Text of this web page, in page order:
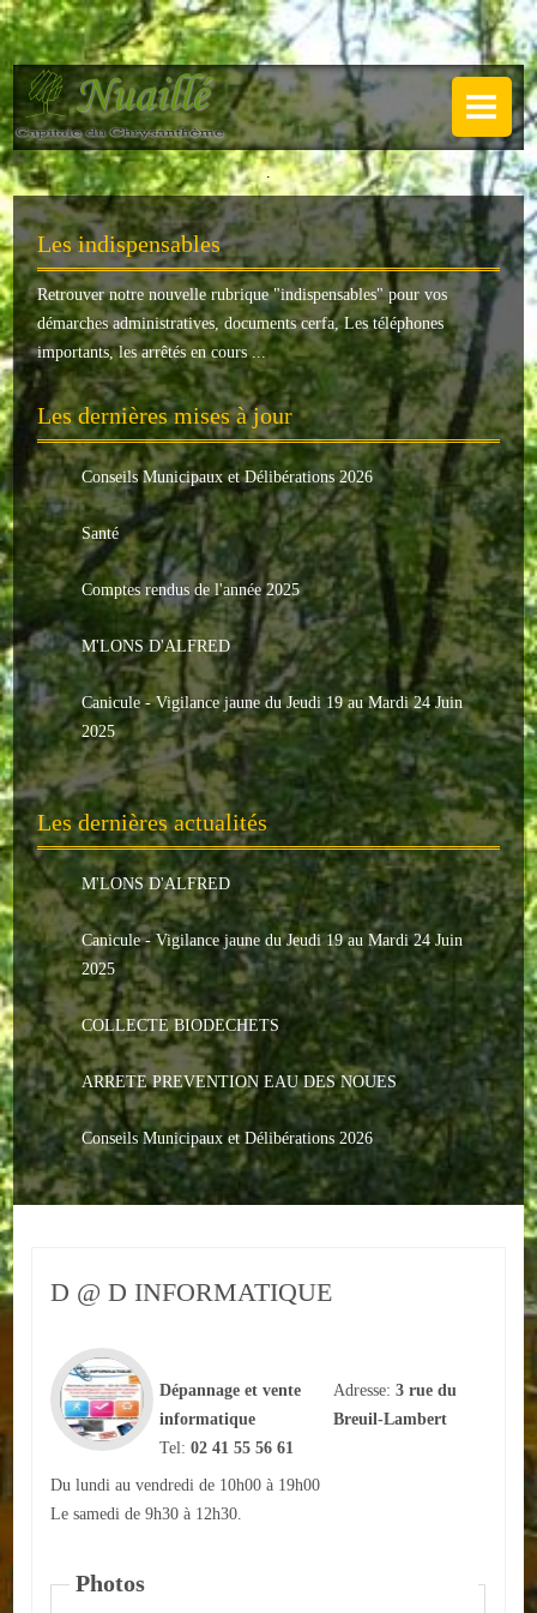
NUAILLÉ
Plan de Nuaillé
Sentiers pédestres
Guide annuel
Histoire
Galerie
LA MAIRIE
Horaires
Agence postale
Le conseil municipal
Les commissions
Les comptes rendus
Le personnel communal
L'Echo de Nuaillé
Tarifs et locations
Galeries photos
INDISPENSABLES
Nouveaux arrivants
Le PACS
Voter
Bientôt 16 ans
Urbanisme
Adresses/Téléphone
Santé
Social
.
Les indispensables
Retrouver notre nouvelle rubrique "indispensables" pour vos
démarches administratives, documents cerfa, Les téléphones
importants, les arrêtés en cours ...
Les dernières mises à jour
Conseils Municipaux et Délibérations 2026
Santé
Comptes rendus de l'année 2025
M'LONS D'ALFRED
Canicule - Vigilance jaune du Jeudi 19 au Mardi 24 Juin
2025
Les dernières actualités
M'LONS D'ALFRED
Canicule - Vigilance jaune du Jeudi 19 au Mardi 24 Juin
2025
COLLECTE BIODECHETS
ARRETE PREVENTION EAU DES NOUES
Conseils Municipaux et Délibérations 2026
D @ D INFORMATIQUE
Dépannage et vente
informatique
Adresse:3 rue du
Breuil-Lambert
Tel:02 41 55 56 61
Du lundi au vendredi de 10h00 à 19h00
Le samedi de 9h30 à 12h30.
Photos